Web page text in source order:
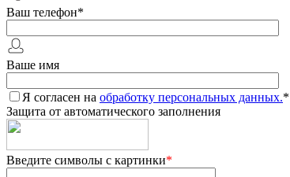
Ваш телефон*
Ваше имя
Я согласен на обработку персональных данных.*
Защита от автоматического заполнения
Введите символы с картинки*